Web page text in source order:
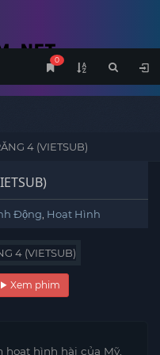
0
4 (VIETSUB)
Động Hoạt Hình
Xem phim
hoạt hình hài của Mỹ,